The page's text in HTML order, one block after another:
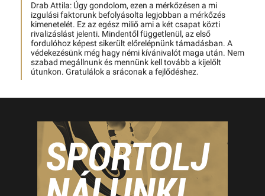
Drab Attila: Úgy gondolom, ezen a mérkőzésen a mi
izgulási faktorunk befolyásolta legjobban a mérkőzés
kimenetelét. Ez az egész miliő ami a két csapat közti
rivalizáslást jelenti. Mindentől függetlenül, az első
fordulóhoz képest sikerült előrelépnünk támadásban. A
védekezésünk még hagy némi kívánivalót maga után. Nem
szabad megállnunk és mennünk kell tovább a kijelőlt
útunkon. Gratulálok a sráconak a fejlődéshez.